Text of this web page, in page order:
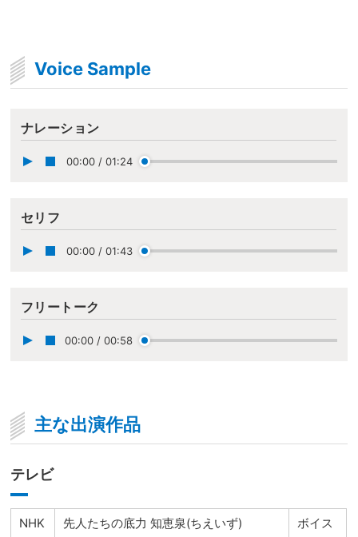
Voice Sample
ナレーション
00:00 / 01:24
セリフ
00:00 / 01:43
フリートーク
00:00 / 00:58
主な出演作品
テレビ
NHK
先人たちの底力 知恵泉(ちえいず)
ボイス